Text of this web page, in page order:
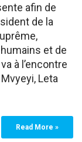
afin de
de la
et de
à l’encontre
Leta
Read More »